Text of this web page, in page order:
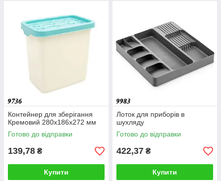
Контейнер для зберігання
Кремовий 280x186x272 мм
Готово до відправки
139,78 ₴
Купити
Лоток для приборів в
шухляду
Готово до відправки
422,37 ₴
Купити